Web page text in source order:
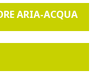
ARIA-ACQUA